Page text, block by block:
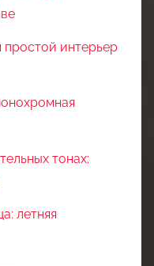
интерьер
тонах:
летняя